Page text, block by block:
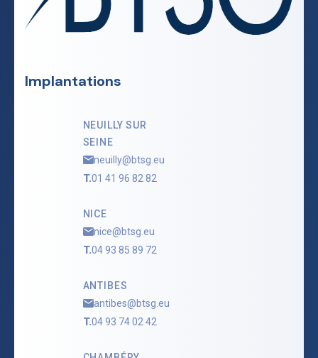
Implantations
NEUILLY SUR
SEINE
neuilly@btsg.eu
T.01 41 96 82 82
NICE
nice@btsg.eu
T.04 93 85 89 72
ANTIBES
antibes@btsg.eu
T.04 93 74 02 42